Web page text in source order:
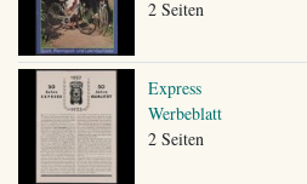
2 Seiten
Express
Werbeblatt
2 Seiten